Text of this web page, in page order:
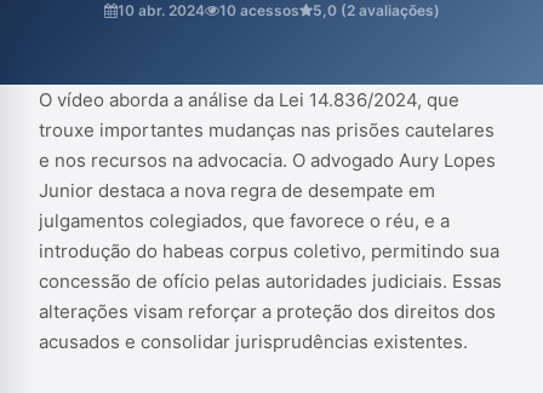
visam reforçar a proteção dos direitos dos acusados e
10 abr. 2024 10 acessos 5,0 (2 avaliações)
O vídeo aborda a análise da Lei 14.836/2024, que
trouxe importantes mudanças nas prisões cautelares
e nos recursos na advocacia. O advogado Aury Lopes
Junior destaca a nova regra de desempate em
julgamentos colegiados, que favorece o réu, e a
introdução do habeas corpus coletivo, permitindo sua
concessão de ofício pelas autoridades judiciais. Essas
alterações visam reforçar a proteção dos direitos dos
acusados e consolidar jurisprudências existentes.